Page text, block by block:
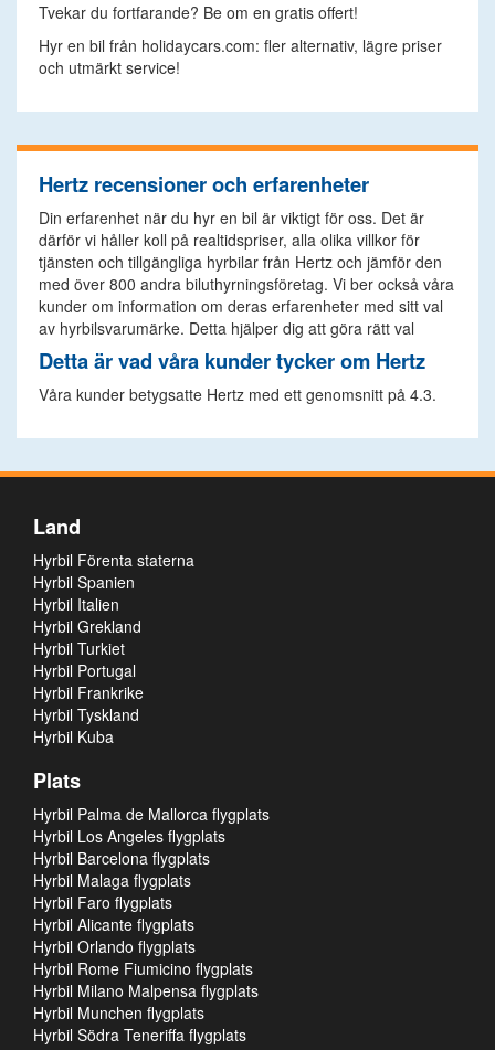
Tvekar du fortfarande? Be om en gratis offert!
Hyr en bil från holidaycars.com: fler alternativ, lägre priser
och utmärkt service!
Hertz recensioner och erfarenheter
Din erfarenhet när du hyr en bil är viktigt för oss. Det är
därför vi håller koll på realtidspriser, alla olika villkor för
tjänsten och tillgängliga hyrbilar från Hertz och jämför den
med över 800 andra biluthyrningsföretag. Vi ber också våra
kunder om information om deras erfarenheter med sitt val
av hyrbilsvarumärke. Detta hjälper dig att göra rätt val
Detta är vad våra kunder tycker om Hertz
Våra kunder betygsatte Hertz med ett genomsnitt på 4.3.
Land
Hyrbil Förenta staterna
Hyrbil Spanien
Hyrbil Italien
Hyrbil Grekland
Hyrbil Turkiet
Hyrbil Portugal
Hyrbil Frankrike
Hyrbil Tyskland
Hyrbil Kuba
Plats
Hyrbil Palma de Mallorca flygplats
Hyrbil Los Angeles flygplats
Hyrbil Barcelona flygplats
Hyrbil Malaga flygplats
Hyrbil Faro flygplats
Hyrbil Alicante flygplats
Hyrbil Orlando flygplats
Hyrbil Rome Fiumicino flygplats
Hyrbil Milano Malpensa flygplats
Hyrbil Munchen flygplats
Hyrbil Södra Teneriffa flygplats